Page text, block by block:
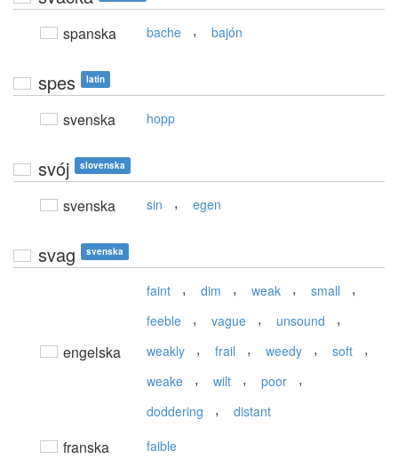
spanska bache , bajón
spes latin
svenska hopp
svój slovenska
svenska sin , egen
svag svenska
engelska
faint , dim , weak , small ,
feeble , vague , unsound ,
weakly , frail , weedy , soft ,
weake , wilt , poor ,
doddering , distant
franska faible